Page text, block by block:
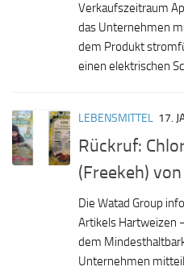
Verkaufszeitraum
das Unternehmen
dem Produkt
einen elektrischen
LEBENSMITTEL 17.
Rückruf:
(Freekeh)
Die Watad Group
Artikels Hartweizen
dem
Unternehmen